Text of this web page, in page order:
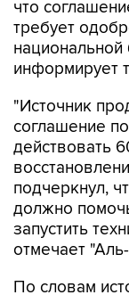
что
требует
национальной
информирует
"Источник
соглашение
действовать
подчеркнул,
должно
запустить
отмечает
По словам